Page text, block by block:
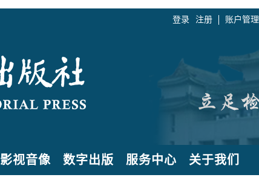
登录 注册 账户管理
影视音像 数字出版 服务中心 关于我们